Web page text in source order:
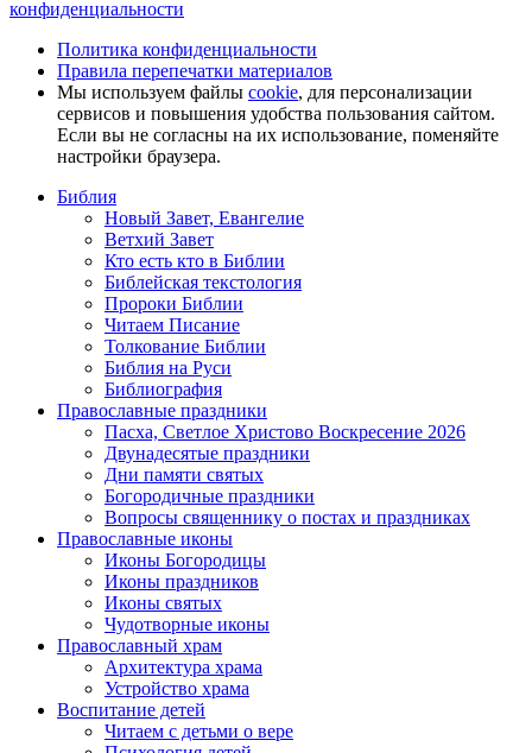
конфиденциальности
Политика конфиденциальности
Правила перепечатки материалов
Мы используем файлы cookie, для персонализации
сервисов и повышения удобства пользования сайтом.
Если вы не согласны на их использование, поменяйте
настройки браузера.
Библия
Новый Завет, Евангелие
Ветхий Завет
Кто есть кто в Библии
Библейская текстология
Пророки Библии
Читаем Писание
Толкование Библии
Библия на Руси
Библиография
Православные праздники
Пасха, Светлое Христово Воскресение 2026
Двунадесятые праздники
Дни памяти святых
Богородичные праздники
Вопросы священнику о постах и праздниках
Православные иконы
Иконы Богородицы
Иконы праздников
Иконы святых
Чудотворные иконы
Православный храм
Архитектура храма
Устройство храма
Воспитание детей
Читаем с детьми о вере